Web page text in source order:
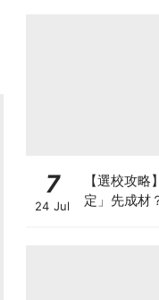
7
24 Jul
【選校攻
定」先成材